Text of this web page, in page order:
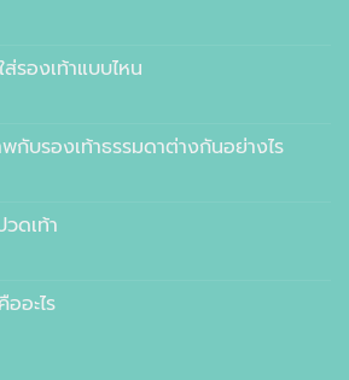
ป
รองเท้าแบบไหน
กับรองเท้าธรรมดาต่างกันอย่างไร
ดเท้า
อะไร